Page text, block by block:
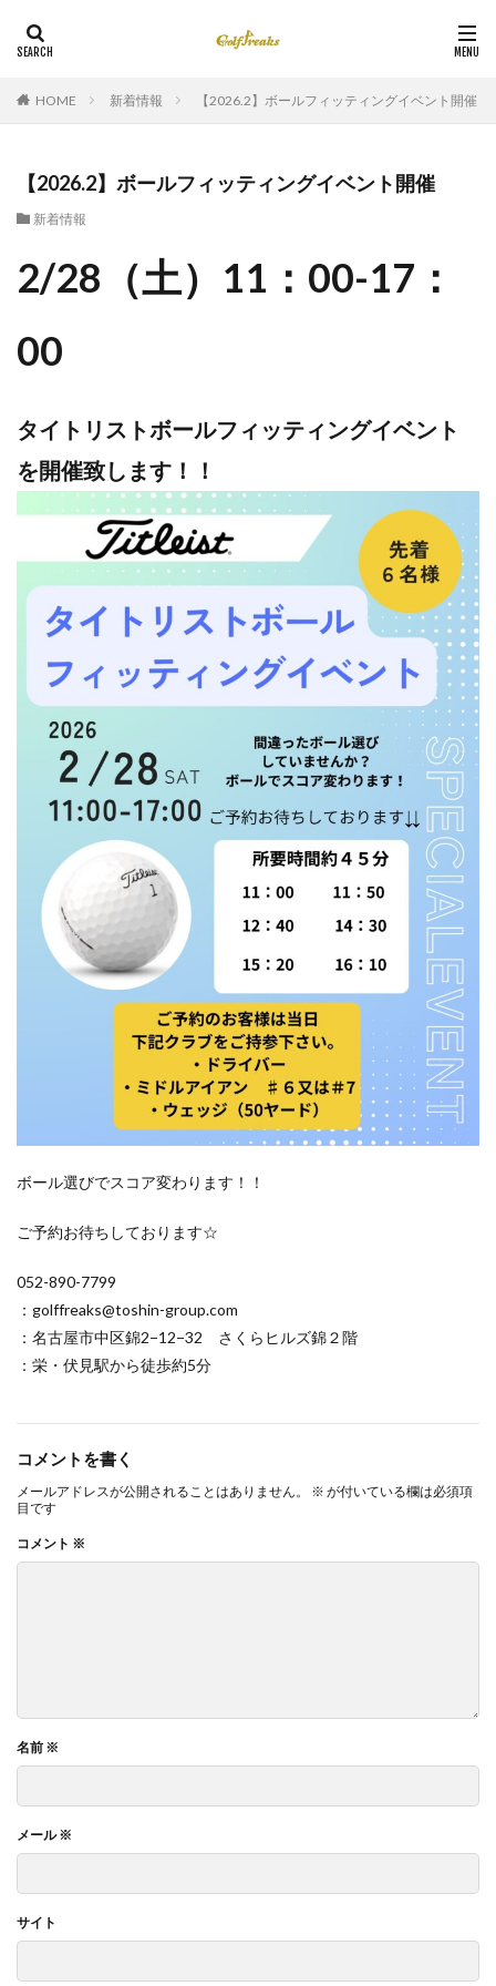
HOME 新着情報 【2026.2】ボールフィッティングイベント開催
【2026.2】ボールフィッティングイベント開催
新着情報
2/28（土）11：00-17：
00
タイトリストボールフィッティングイベント
を開催致します！！
ボール選びでスコア変わります！！
ご予約お待ちしております☆
052-890-7799
：golffreaks@toshin-group.com
：名古屋市中区錦2−12−32 さくらヒルズ錦２階
：栄・伏見駅から徒歩約5分
コメントを書く
メールアドレスが公開されることはありません。 ※ が付いている欄は必須項
目です
コメント ※
名前 ※
メール※
サイト